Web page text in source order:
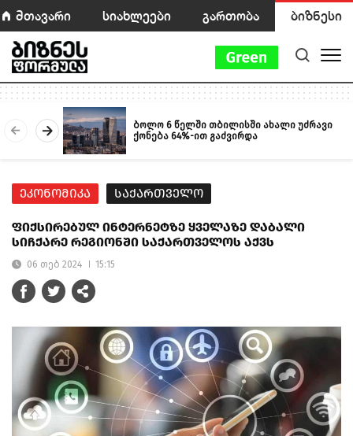
მთავარი სიახლეები გართობა ბიზნესი
ბოლო 6 წელში თბილისში ახალი უძრავი
ქონება 64%-ით გაძვირდა
ეკონომიკა საქართველო
ფიქსირებულ ინტერნეტზე ყველაზე დაბალი
სიჩქარე რეგიონში საქართველოს აქვს
06 თებ 2024 15:15